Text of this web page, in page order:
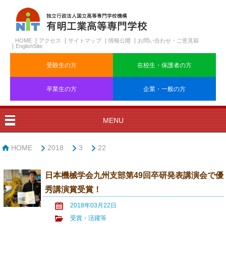
HOME アクセス サイトマップ 情報公開
お問い合わせ・ご意見箱
EnglishSite
受験生の方 在校生・保護者の方
卒業生の方 企業・一般の方
MENU
HOME 2018 3 22
日本機械学会九州支部第49回卒研発表講演会で優
秀講演賞受賞！
2018年03月22日
受賞・活躍等